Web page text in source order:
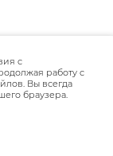
с
работу с
Вы всегда
браузера.